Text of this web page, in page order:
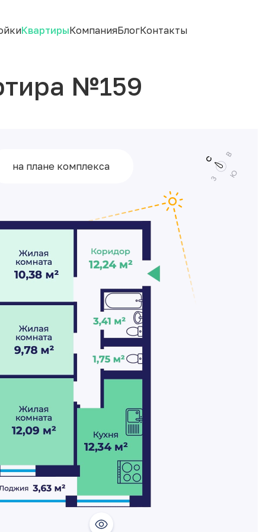
КвартирыКомпанияБлогКонтакты
№159
на плане комплекса